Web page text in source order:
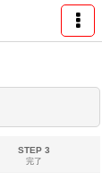
STEP 3
完了